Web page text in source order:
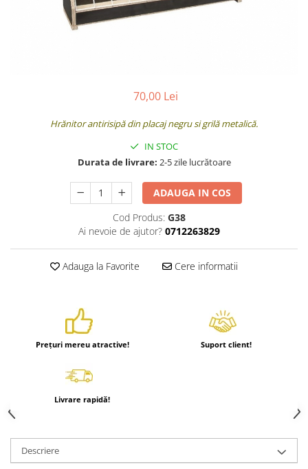
70,00 Lei
Hrănitor antirisipă din placaj negru si grilă metalică.
IN STOC
Durata de livrare: 2-5 zile lucrătoare
ADAUGA IN COS
Cod Produs: G38
Ai nevoie de ajutor? 0712263829
Adauga la Favorite Cere informatii
Prețuri mereu atractive! Suport client!
Livrare rapidă!
Descriere